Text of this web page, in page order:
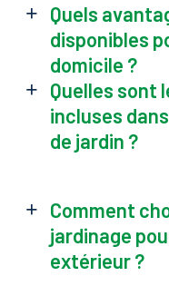
Quels
disponibles
domicile ?
Quelles sont
incluses
de jardin ?
Comment
jardinage
extérieur ?